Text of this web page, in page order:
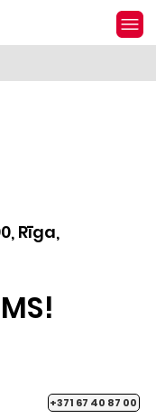
Rīga,
+371 67 40 87 00